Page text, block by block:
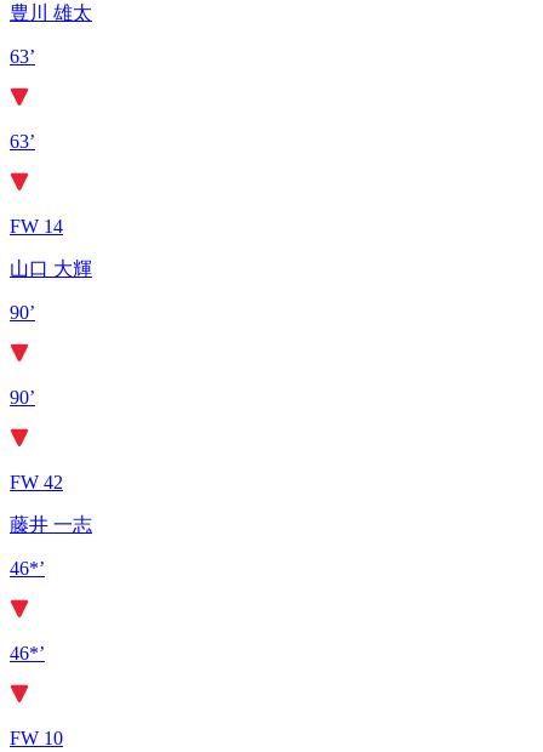
豊川 雄太
63’
63’
FW 14
山口 大輝
90’
90’
FW 42
藤井 一志
46*’
46*’
FW 10